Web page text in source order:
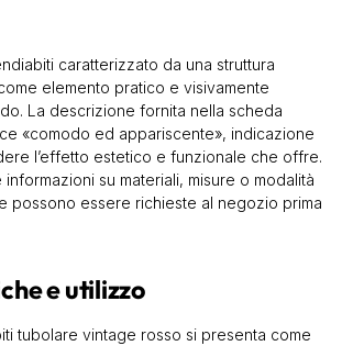
caratterizzato da una struttura
elemento pratico e visivamente
La descrizione fornita nella scheda
«comodo ed appariscente», indicazione
l’effetto estetico e funzionale che offre.
su materiali, misure o modalità
possono essere richieste al negozio prima
e utilizzo
tubolare vintage rosso si presenta come